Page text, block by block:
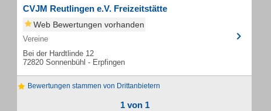
CVJM Reutlingen e.V. Freizeitstätte
Web Bewertungen vorhanden
Vereine
Bei der Hardtlinde 12
72820 Sonnenbühl - Erpfingen
Bewertungen stammen von Drittanbietern
1 von 1